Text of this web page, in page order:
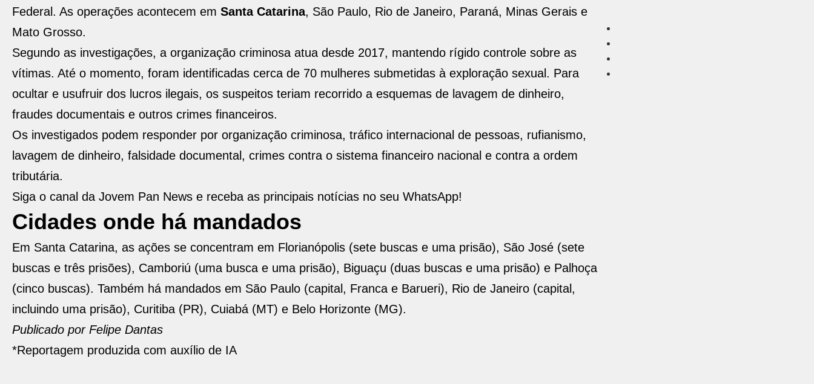
Federal. As operações acontecem em Santa Catarina, São Paulo, Rio de Janeiro, Paraná, Minas Gerais e
Mato Grosso.
Segundo as investigações, a organização criminosa atua desde 2017, mantendo rígido controle sobre as
vítimas. Até o momento, foram identificadas cerca de 70 mulheres submetidas à exploração sexual. Para
ocultar e usufruir dos lucros ilegais, os suspeitos teriam recorrido a esquemas de lavagem de dinheiro,
fraudes documentais e outros crimes financeiros.
Os investigados podem responder por organização criminosa, tráfico internacional de pessoas, rufianismo,
lavagem de dinheiro, falsidade documental, crimes contra o sistema financeiro nacional e contra a ordem
tributária.
Siga o canal da Jovem Pan News e receba as principais notícias no seu WhatsApp!
Cidades onde há mandados
Em Santa Catarina, as ações se concentram em Florianópolis (sete buscas e uma prisão), São José (sete
buscas e três prisões), Camboriú (uma busca e uma prisão), Biguaçu (duas buscas e uma prisão) e Palhoça
(cinco buscas). Também há mandados em São Paulo (capital, Franca e Barueri), Rio de Janeiro (capital,
incluindo uma prisão), Curitiba (PR), Cuiabá (MT) e Belo Horizonte (MG).
Publicado por Felipe Dantas
*Reportagem produzida com auxílio de IA